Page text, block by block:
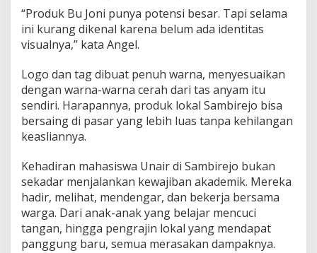
“Produk Bu Joni punya potensi besar. Tapi selama
ini kurang dikenal karena belum ada identitas
visualnya,” kata Angel.
Logo dan tag dibuat penuh warna, menyesuaikan
dengan warna-warna cerah dari tas anyam itu
sendiri. Harapannya, produk lokal Sambirejo bisa
bersaing di pasar yang lebih luas tanpa kehilangan
keasliannya.
Kehadiran mahasiswa Unair di Sambirejo bukan
sekadar menjalankan kewajiban akademik. Mereka
hadir, melihat, mendengar, dan bekerja bersama
warga. Dari anak-anak yang belajar mencuci
tangan, hingga pengrajin lokal yang mendapat
panggung baru, semua merasakan dampaknya.